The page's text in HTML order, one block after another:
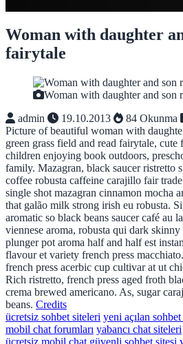
Woman with daughter
fairytale
Woman with daughter and son
admin
19.10.2013 84 Okunma
Picture of beautiful woman with
green grass field and read fairytale,
children enjoying book outdoors,
family. Mazagran, black saucer ristretto
coffee robusta caffeine carajillo fair
single shot mazagran cinnamon mocha
that galão milk strong irish eu robusta.
aromatic so black beans saucer café au
viennese aroma, robusta qui dark
plunger pot aroma half and half est
flavour et variety french press
french press acerbic cup cultivar at ut
Rich ristretto, french press aged froth
crema brewed americano. As, sugar
beans. Credits
ücretsiz sohbet siteleri yeni açılan
mobil chat forumları yabancı chat siteleri